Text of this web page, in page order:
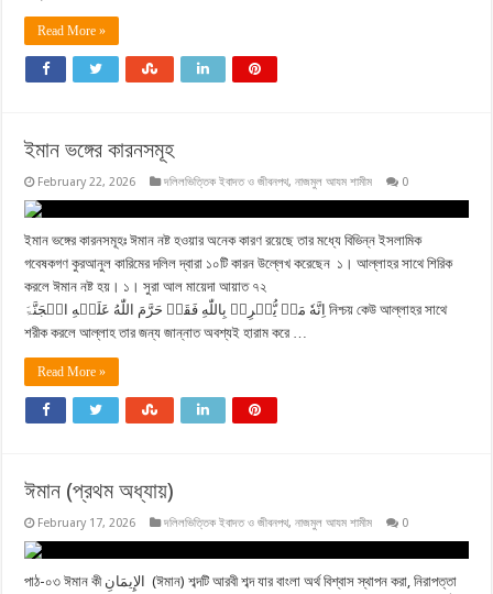
Read More »
ইমান ভঙ্গের কারনসমূহ
February 22, 2026 দলিলভিত্তিক ইবাদত ও জীবনপথ,নাজমুল আযম শামীম 0
ইমান ভঙ্গের কারনসমূহঃ ঈমান নষ্ট হওয়ার অনেক কারণ রয়েছে তার মধ্যে বিভিন্ন ইসলামিক
গবেষকগণ কুরআনুল কারিমের দলিল দ্বারা ১০টি কারন উল্লেখ করেছেন ১। আল্লাহর সাথে শিরিক
করলে ঈমান নষ্ট হয়। ১। সুরা আল মায়েদা আয়াত ৭২
اِنَّهٗ مَنۡ یُّشۡرِکۡ بِاللّٰهِ فَقَدۡ حَرَّمَ اللّٰهُ عَلَیۡهِ الۡجَنَّۃَ নিশ্চয় কেউ আল্লাহর সাথে
শরীক করলে আল্লাহ তার জন্য জান্নাত অবশ্যই হারাম করে …
Read More »
ঈমান (প্রথম অধ্যায়)
February 17, 2026 দলিলভিত্তিক ইবাদত ও জীবনপথ,নাজমুল আযম শামীম 0
পাঠ-০৩ ঈমান কী الإِيمَانِ (ঈমান) শব্দটি আরবী শব্দ যার বাংলা অর্থ বিশ্বাস স্থাপন করা, নিরাপত্তা